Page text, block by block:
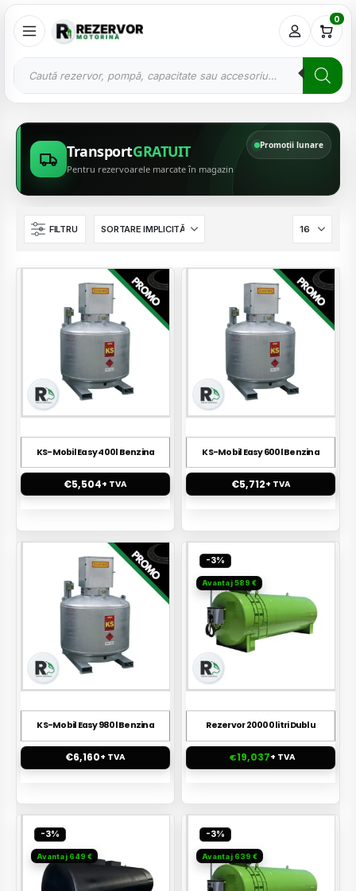
0
TransportGRATUIT
Pentru rezervoarele marcate în magazin
Promoții lunare
FILTRU
KS-Mobil Easy 400l Benzina
€5,504+ TVA
KS-Mobil Easy 600l Benzina
€5,712+ TVA
KS-Mobil Easy 980l Benzina
€6,160+ TVA
-3%
Rezervor 20000 litri Dublu
€19,037+ TVA
Avantaj 589 €
-3%
Avantaj 649 €
-3%
Avantaj 639 €